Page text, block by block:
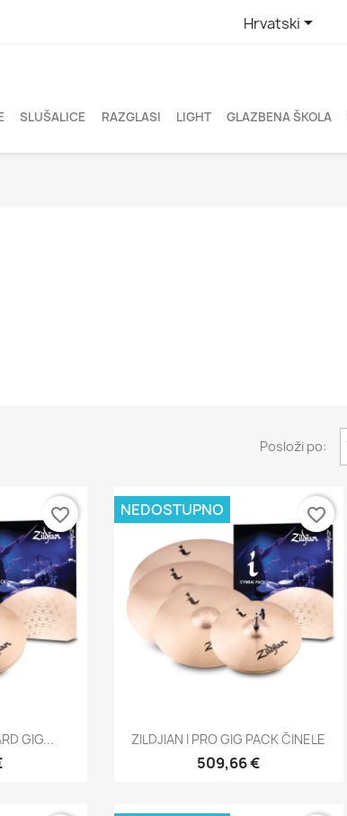
Hrvatski
SLUŠALICE RAZGLASI LIGHT GLAZBENA ŠKOLA
Posloži po:
GIG...
favorite_border
Brzi pregled
ZILDJIAN I PRO GIG PACK ČINELE
509,66 €
NEDOSTUPNO favorite_border